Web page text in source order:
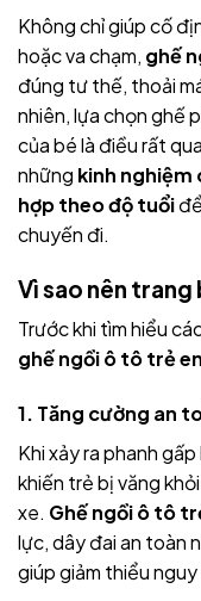
Không chỉ giúp cố
hoặc va chạm, ghế
đúng tư thế, thoải
nhiên, lựa chọn ghế
của bé là điều rất
những kinh nghiệm
hợp theo độ tuổi
chuyến đi.
Vì sao nên
Trước khi tìm hiểu
ghế ngồi ô tô trẻ
1. Tăng cường an
Khi xảy ra phanh
khiến trẻ bị văng
xe. Ghế ngồi ô tô
lực, dây đai an toàn
giúp giảm thiểu